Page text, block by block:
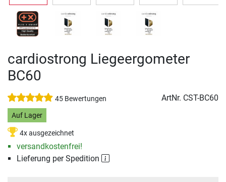
cardiostrong Liegeergometer
BC60
45 Bewertungen ArtNr. CST-BC60
Auf Lager
4x ausgezeichnet
versandkostenfrei!
Lieferung per Spedition